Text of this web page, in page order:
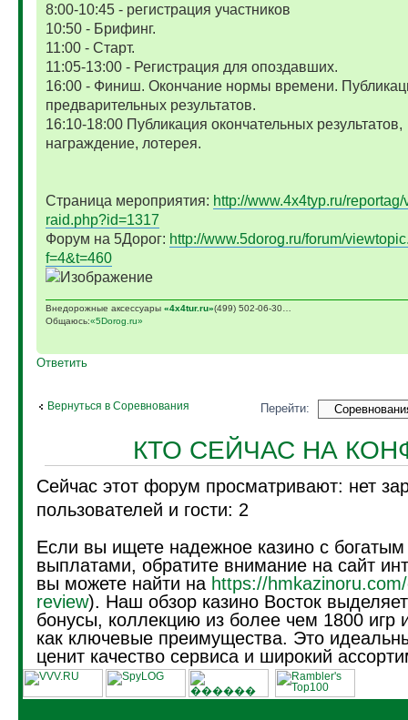
8:00-10:45 - регистрация участников
10:50 - Брифинг.
11:00 - Старт.
11:05-13:00 - Регистрация для опоздавших.
16:00 - Финиш. Окончание нормы времени.
предварительных результатов.
16:10-18:00 Публикация окончательных результатов,
награждение, лотерея.
Страница мероприятия: http://www.4x4typ.ru/reportag/
raid.php?id=1317
Форум на 5Дорог: http://www.5dorog.ru/forum/
f=4&t=460
Внедорожные аксессуары «4х4tur.ru»(499) 502-06-30…
Общаюсь:«5Dorog.ru»
Ответить
Вернуться в Соревнования Перейти:
КТО СЕЙЧАС НА
Сейчас этот форум просматривают: нет
пользователей и гости: 2
Если вы ищете надежное казино с
выплатами, обратите внимание на сайт
вы можете найти на https://
review). Наш обзор казино Восток
бонусы, коллекцию из более чем 1800 игр
как ключевые преимущества. Это
ценит качество сервиса и широкий